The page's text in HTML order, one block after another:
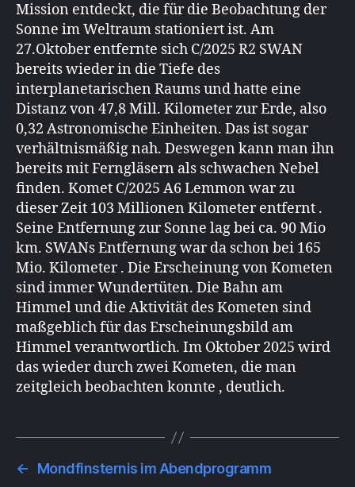
Mission entdeckt, die für die Beobachtung der
Sonne im Weltraum stationiert ist. Am
27.Oktober entfernte sich C/2025 R2 SWAN
bereits wieder in die Tiefe des
interplanetarischen Raums und hatte eine
Distanz von 47,8 Mill. Kilometer zur Erde, also
0,32 Astronomische Einheiten. Das ist sogar
verhältnismäßig nah. Deswegen kann man ihn
bereits mit Ferngläsern als schwachen Nebel
finden. Komet C/2025 A6 Lemmon war zu
dieser Zeit 103 Millionen Kilometer entfernt .
Seine Entfernung zur Sonne lag bei ca. 90 Mio
km. SWANs Entfernung war da schon bei 165
Mio. Kilometer . Die Erscheinung von Kometen
sind immer Wundertüten. Die Bahn am
Himmel und die Aktivität des Kometen sind
maßgeblich für das Erscheinungsbild am
Himmel verantwortlich. Im Oktober 2025 wird
das wieder durch zwei Kometen, die man
zeitgleich beobachten konnte , deutlich.
←
Mondfinsternis im Abendprogramm